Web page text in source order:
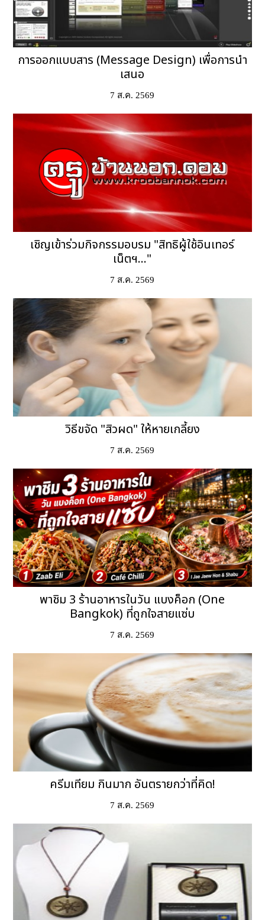
การออกแบบสาร (Message Design) เพื่อการนำ
เสนอ
7 ส.ค. 2569
เชิญเข้าร่วมกิจกรรมอบรม "สิทธิผู้ใช้อินเทอร์
เน็ตฯ..."
7 ส.ค. 2569
วิธีขจัด "สิวผด" ให้หายเกลี้ยง
7 ส.ค. 2569
พาชิม 3 ร้านอาหารในวัน แบงค็อก (One
Bangkok) ที่ถูกใจสายแซ่บ
7 ส.ค. 2569
ครีมเทียม กินมาก อันตรายกว่าที่คิด!
7 ส.ค. 2569